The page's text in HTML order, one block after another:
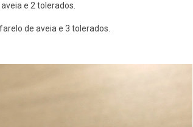
e 2 tolerados.
de aveia e 3 tolerados.